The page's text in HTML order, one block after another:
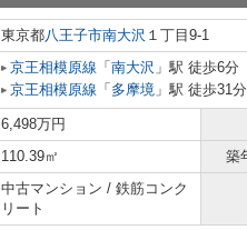
東京都八王子市南大沢 １丁目9-1
京王相模原線 「 南大沢 」駅 徒歩6分
京王相模原線 「 多摩境 」駅 徒歩31分
6,498万円
110.39㎡ 築
中古マンション / 鉄筋コンク
リート